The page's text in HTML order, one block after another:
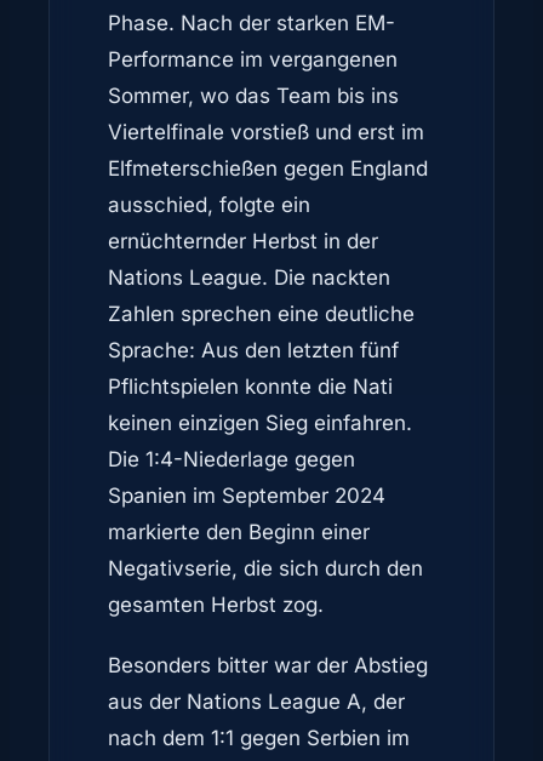
Phase. Nach der starken EM-
Performance im vergangenen
Sommer, wo das Team bis ins
Viertelfinale vorstieß und erst im
Elfmeterschießen gegen England
ausschied, folgte ein
ernüchternder Herbst in der
Nations League. Die nackten
Zahlen sprechen eine deutliche
Sprache: Aus den letzten fünf
Pflichtspielen konnte die Nati
keinen einzigen Sieg einfahren.
Die 1:4-Niederlage gegen
Spanien im September 2024
markierte den Beginn einer
Negativserie, die sich durch den
gesamten Herbst zog.
Besonders bitter war der Abstieg
aus der Nations League A, der
nach dem 1:1 gegen Serbien im